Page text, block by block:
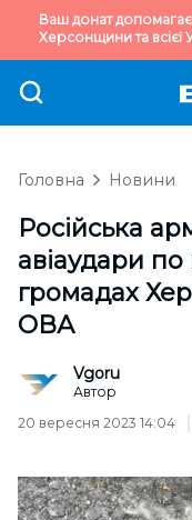
Ваш донат
Херсонщини та всієї
Головна Новини
Російська
авіаудари
громадах
ОВА
Vgoru
Автор
20 вересня 2023 14:04